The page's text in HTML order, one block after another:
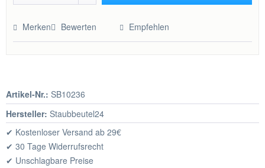
Merken Bewerten Empfehlen
Artikel-Nr.: SB10236
Hersteller: Staubbeutel24
✔ Kostenloser Versand ab 29€
✔ 30 Tage Widerrufsrecht
✔ Unschlagbare Preise